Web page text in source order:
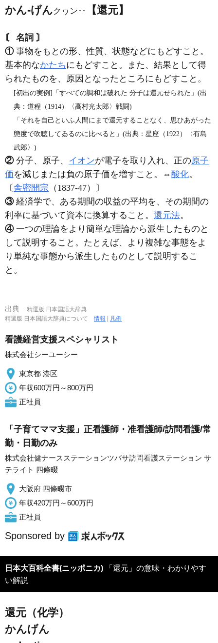
かん‐げんクヮン‥ 【還元】
〘 名詞 〙
①事物をもとの形、性質、状態などにもどすこと。
基本的なかたちにもどすこと。また、結果として得
られたものを、原因となったところにもどすこと。
[初出の実例]「すべての調和は破れた 分子は還元せられた」(出
典：道程（1914）〈高村光太郎〉戦闘)
「それを自己といふ人間にまで還元することなく、思ひあがった
態度で吹聴してゐるのに比べると」(出典：星座（1922）〈有島
武郎〉)
②分子、原子、 イオンが電子を取り入れ、正の原子
価を減じまたは負の原子価を増すこと。⇔酸化。
〔 舎密開宗 （1837‐47）〕
③経済学で、ある期間の収益の平均を、その期間の
利率に基づいて資本に換算すること。 還元法。
④一つの理論をより簡単な理論から派生したものと
して説明すること。たとえば、より複雑な事態をよ
り単純な事態から派生したものとして説明するこ
と。
出典
精選版 日本国語大辞典
精選版 日本国語大辞典について情報 凡例
看護経営支援スペシャリスト
株式会社シーユーシー
東京都 港区
年収600万円～800万円
正社員
「子育てママ支援」正看護師・准看護師/訪問看護/常
勤・日勤のみ
株式会社健ナースステーションツバサ訪問看護ステーション サ
テライト 四條畷
大阪府 四條畷市
年収420万円～600万円
正社員
Sponsored by
日本大百科全書(ニッポニカ)
い解説
還元（化学）
かんげん